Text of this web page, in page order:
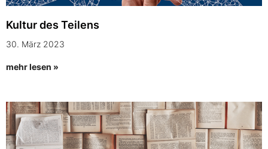
Kultur des Teilens
30. März 2023
mehr lesen »